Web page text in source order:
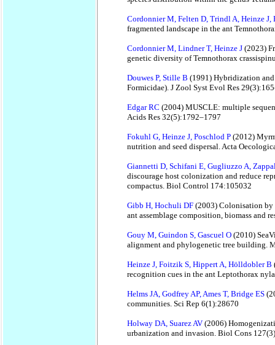
Cordonnier M, Felten D, Trindl A, Heinze J,
fragmented landscape in the ant
Cordonnier M, Lindner T, Heinze J (2023)
genetic diversity of Temnothorax
Douwes P, Stille B (1991) Hybridization
Formicidae). J Zool Syst Evol Res
Edgar RC (2004) MUSCLE: multiple
Acids Res 32(5):1792–1797
Fokuhl G, Heinze J, Poschlod P (2012)
nutrition and seed dispersal. Acta
Giannetti D, Schifani E, Gugliuzzo A,
discourage host colonization and reduce
compactus. Biol Control 174:105032
Gibb H, Hochuli DF (2003) Colonisation by
ant assemblage composition, biomass and
Gouy M, Guindon S, Gascuel O (2010)
alignment and phylogenetic tree building.
Heinze J, Foitzik S, Hippert A, Hölldobler B
recognition cues in the ant Leptothorax
Helms JA, Godfrey AP, Ames T, Bridge ES
communities. Sci Rep 6(1):28670
Holway DA, Suarez AV (2006)
urbanization and invasion. Biol Cons